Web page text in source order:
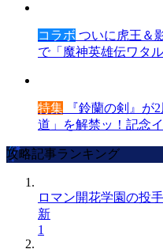
コラボ ついに虎王＆
で「魔神英雄伝ワタ
特集 『鈴蘭の剣』が
道」を解禁ッ！記念
攻略記事ランキング
ロマン開花学園の投
新
1